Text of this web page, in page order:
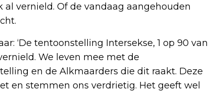
vernield. Of de vandaag aangehouden
‘De tentoonstelling Intersekse, 1 op 90 van
We leven mee met de
en de Alkmaarders die dit raakt. Deze
en stemmen ons verdrietig. Het geeft wel